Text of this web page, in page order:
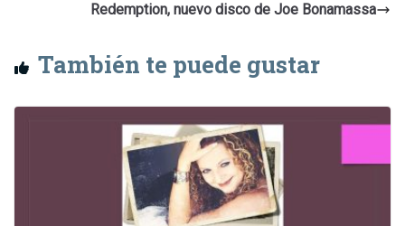
Redemption, nuevo disco de Joe Bonamassa
También te puede gustar